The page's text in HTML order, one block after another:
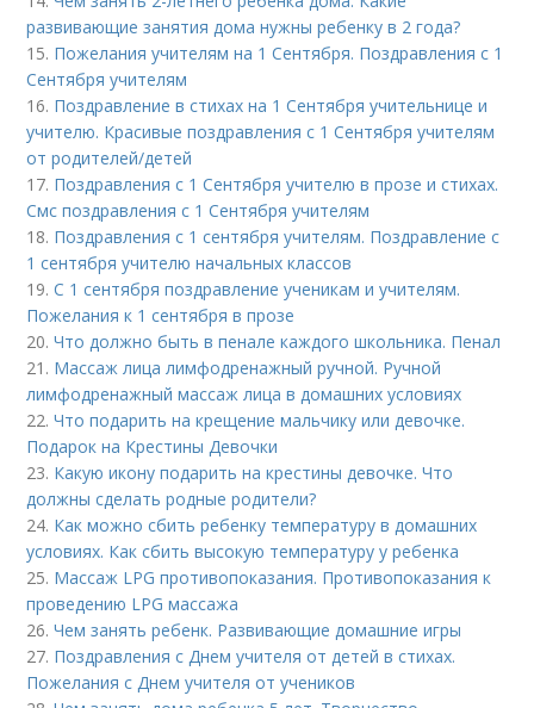
развивающие занятия дома нужны ребенку в 2 года?
15. Пожелания учителям на 1 Сентября. Поздравления с 1
Сентября учителям
16. Поздравление в стихах на 1 Сентября учительнице и
учителю. Красивые поздравления с 1 Сентября учителям
от родителей/детей
17. Поздравления с 1 Сентября учителю в прозе и стихах.
Смс поздравления с 1 Сентября учителям
18. Поздравления с 1 сентября учителям. Поздравление с
1 сентября учителю начальных классов
19.С 1 сентября поздравление ученикам и учителям.
Пожелания к 1 сентября в прозе
20.Что должно быть в пенале каждого школьника. Пенал
21. Массаж лица лимфодренажный ручной. Ручной
лимфодренажный массаж лица в домашних условиях
22.Что подарить на крещение мальчику или девочке.
Подарок на Крестины Девочки
23. Какую икону подарить на крестины девочке. Что
должны сделать родные родители?
24. Как можно сбить ребенку температуру в домашних
условиях. Как сбить высокую температуру у ребенка
25. Массаж LPG противопоказания. Противопоказания к
проведению LPG массажа
26.Чем занять ребенк. Развивающие домашние игры
27. Поздравления с Днем учителя от детей в стихах.
Пожелания с Днем учителя от учеников